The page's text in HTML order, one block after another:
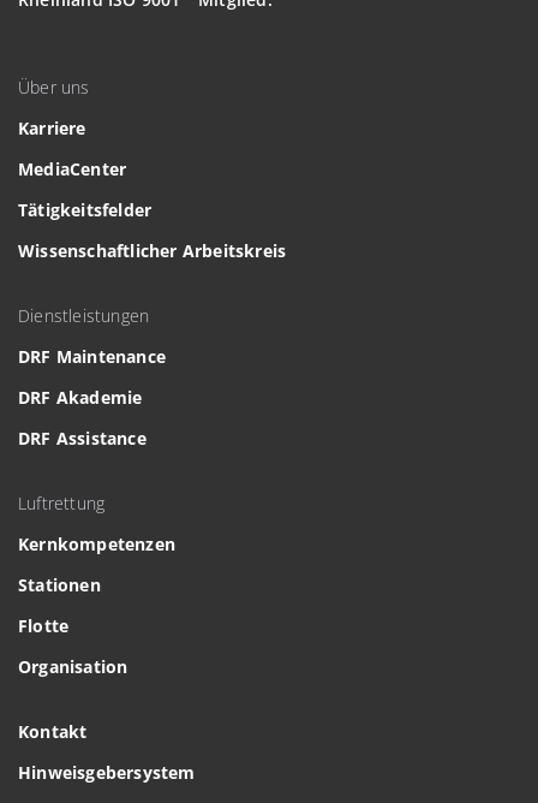
Über uns
Karriere
MediaCenter
Tätigkeitsfelder
Wissenschaftlicher Arbeitskreis
Dienstleistungen
DRF Maintenance
DRF Akademie
DRF Assistance
Luftrettung
Kernkompetenzen
Stationen
Flotte
Organisation
Kontakt
Hinweisgebersystem